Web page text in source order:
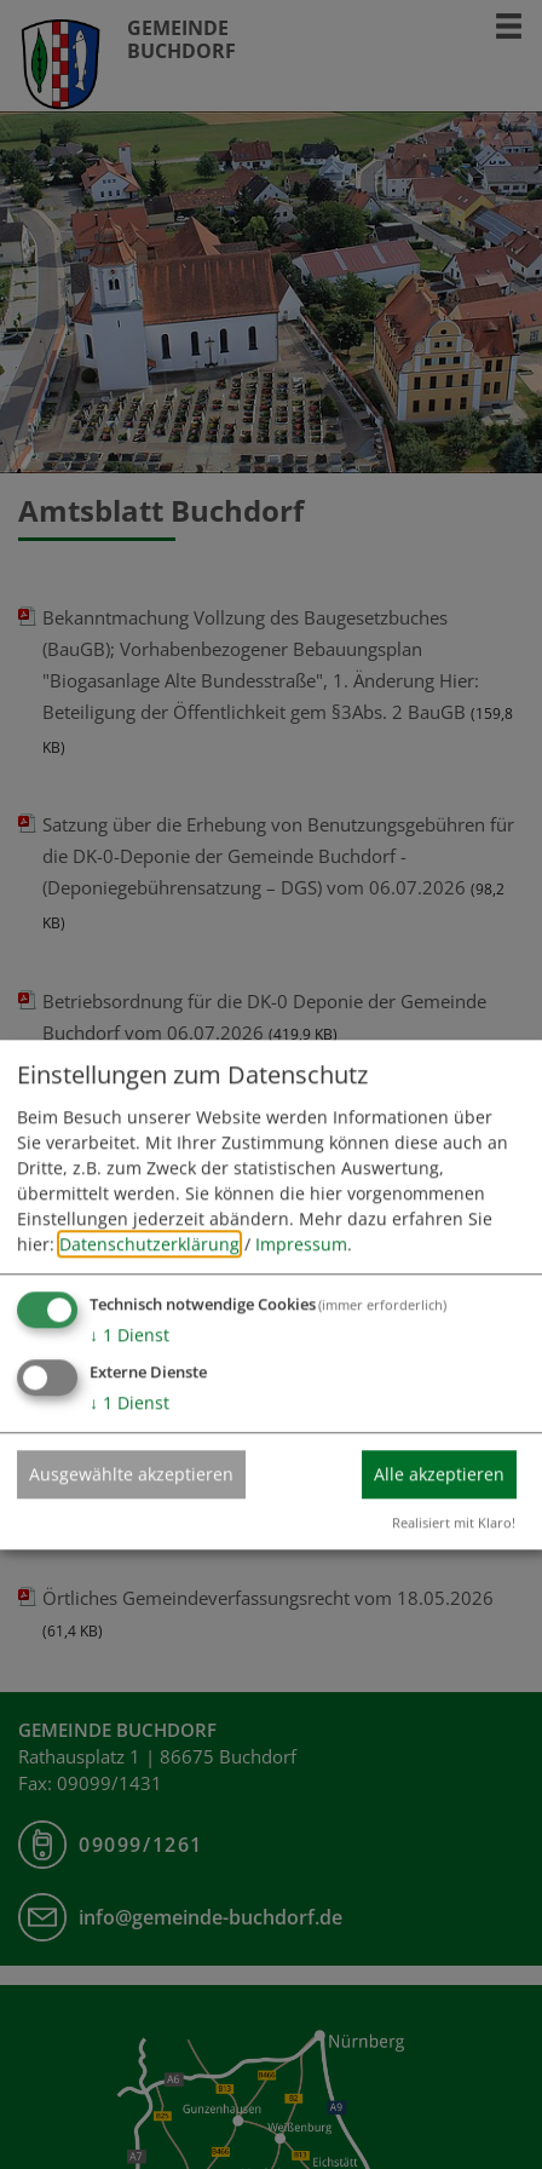
GEMEINDE
BUCHDORF
Amtsblatt Buchdorf
Bekanntmachung Vollzung des Baugesetzbuches
(BauGB); Vorhabenbezogener Bebauungsplan
"Biogasanlage Alte Bundesstraße", 1. Änderung Hier:
Beteiligung der Öffentlichkeit gem §3Abs. 2 BauGB (159,8
KB)
Satzung über die Erhebung von Benutzungsgebühren für
die DK-0-Deponie der Gemeinde Buchdorf -
(Deponiegebührensatzung – DGS) vom 06.07.2026 (98,2
KB)
Betriebsordnung für die DK-0 Deponie der Gemeinde
Buchdorf vom 06.07.2026 (419,9 KB)
Haushaltssatzung 2026(115,6 KB)
Bekanntmachung der Haushalssatzung 2026(96,4 KB)
Bekanntmachung Vollzug des Baugesetzbuches (BauGB),
Vorhabenbezogner Bebauungsplan "Biogasanlage Alte
Bundesstraße", 1. Änderung(184,3 KB)
Bekanntmachung der Bodenrichtwerte 2026 Buchdorf
(21,9 KB)
Geschäftsordnung Gemeinderat Buchdorf vom
Örtliches Gemeindeverfassungsrecht vom 18.05.2026
(61,4 KB)
GEMEINDE BUCHDORF
Rathausplatz 1 | 86675 Buchdorf
Fax: 09099/1431
09099/1261
info@gemeinde-buchdorf.de
Einstellungen zum Datenschutz
Beim Besuch unserer Website werden Informationen über
Sie verarbeitet. Mit Ihrer Zustimmung können diese auch an
Dritte, z.B. zum Zweck der statistischen Auswertung,
übermittelt werden. Sie können die hier vorgenommenen
Einstellungen jederzeit abändern. Mehr dazu erfahren Sie
hier: Datenschutzerklärung / Impressum.
Technisch notwendige Cookies(immer erforderlich)
↓ 1 Dienst
Externe Dienste
↓ 1 Dienst
Ausgewählte akzeptieren Alle akzeptieren
Realisiert mit Klaro!